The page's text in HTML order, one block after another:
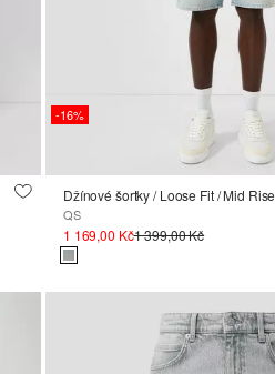
-16%
Džínové šortky / Loose Fit / Mid Rise
QS
1 169,00 Kč1 399,00 Kč